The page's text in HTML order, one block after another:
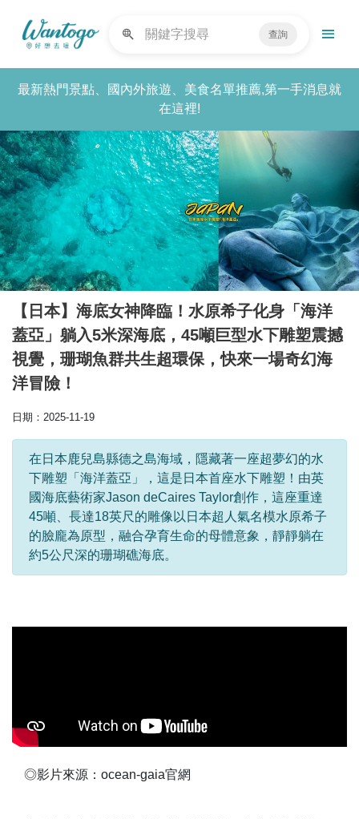
查詢
最新熱門景點、國內外旅遊、美食名單推薦,第一手消息就
在這裡!
【日本】海底女神降臨！水原希子化身「海洋
蓋亞」躺入5米深海底，45噸巨型水下雕塑震撼
視覺，珊瑚魚群共生超環保，快來一場奇幻海
洋冒險！
日期：2025-11-19
在日本鹿兒島縣德之島海域，隱藏著一座超夢幻的水
下雕塑「海洋蓋亞」，這是日本首座水下雕塑！由英
國海底藝術家Jason deCaires Taylor創作，這座重達
45噸、長達18英尺的雕像以日本超人氣名模水原希子
的臉龐為原型，融合孕育生命的母體意象，靜靜躺在
約5公尺深的珊瑚礁海底。
◎影片來源：ocean-gaia官網